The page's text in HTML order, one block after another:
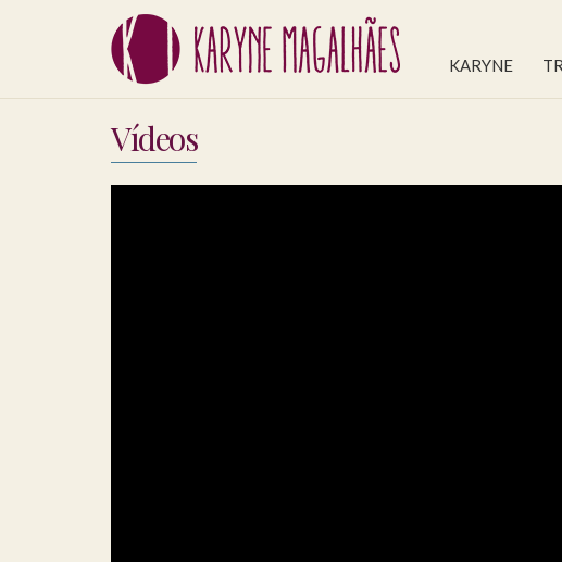
KARYNE
Vídeos